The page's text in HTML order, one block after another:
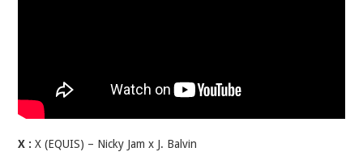
X : X (EQUIS) – Nicky Jam x J. Balvin